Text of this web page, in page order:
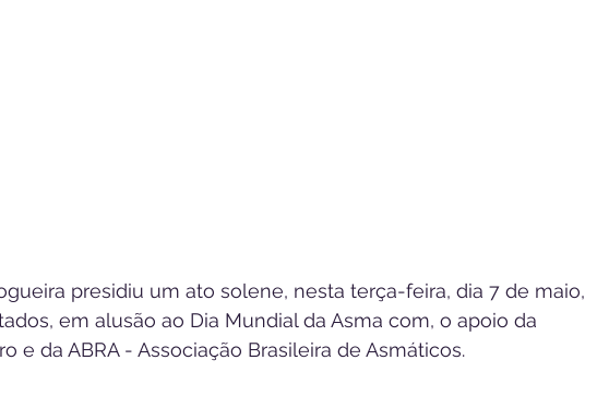
presidiu um ato solene, nesta terça-feira, dia 7 de maio,
em alusão ao Dia Mundial da Asma com, o apoio da
e da ABRA - Associação Brasileira de Asmáticos.